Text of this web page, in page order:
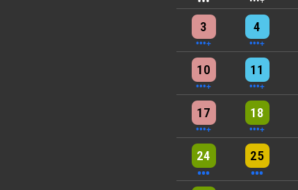
3
4 events 4
4 events
10
5 events 11
7 events
17
5 events 18
6 events
24
3 events 25
3 events